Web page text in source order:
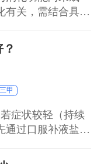
有关，需结合具体
部分宝宝乳糖酶不
。需观察宝宝体
，无脱水表现，
在医生指导
三甲
症状较轻（持续
通过口服补液盐Ⅲ
明显脱水（尿